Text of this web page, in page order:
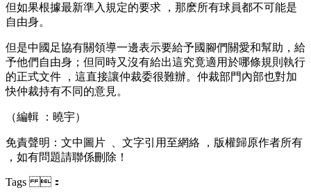
但如果根據最新準入規定的要求 ，那麽所有球員都不可能是
自由身 。
但是中國足協有關領導一邊表示要給予國腳們關愛和幫助 ，給
予他們自由身；但同時又沒有給出這究竟適用於哪條規則執行
的正式文件 ，這直接讓仲裁委很難辦 。仲裁部門內部也對加
快仲裁持有不同的意見。
（編輯 ：曉宇）
免責聲明  ：文中圖片  、文字引用至網絡 ，版權歸原作者所有
，如有問題請聯係刪除！
Tags ：